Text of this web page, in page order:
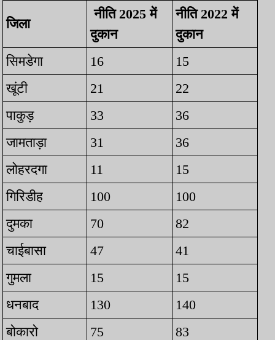
जिला
नीति 2025 में
दुकान
नीति 2022 में
दुकान
सिमडेगा
16
15
खूंटी
21
22
पाकुड़
33
36
जामताड़ा
31
36
लोहरदगा
11
15
गिरिडीह
100
100
दुमका
70
82
चाईबासा
47
41
गुमला
15
15
धनबाद
130
140
बोकारो
75
83